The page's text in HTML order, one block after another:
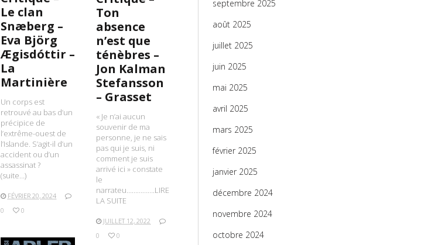
Le clan
Snæberg –
Eva Björg
Ægisdóttir –
La
Martinière
Un corps est
retrouvé au bas d’un
précipice de
l’extrême-ouest de
l’Islande. S’agit-il d’un
accident ou d’un
assassinat ?
(suite…)
FÉVRIER 20, 2024
0
0
Ton
absence
n’est que
ténèbres –
Jon Kalman
Stefansson
– Grasset
« Je n’ai aucun
souvenir de ma
personne, je ne sais
pas qui je suis, ni
comment je suis
arrivé ici » constate
le
narrateu…………….LIRE
LA SUITE
JUILLET 12, 2022
0
0
septembre 2025
août 2025
juillet 2025
juin 2025
mai 2025
avril 2025
mars 2025
février 2025
janvier 2025
décembre 2024
novembre 2024
octobre 2024